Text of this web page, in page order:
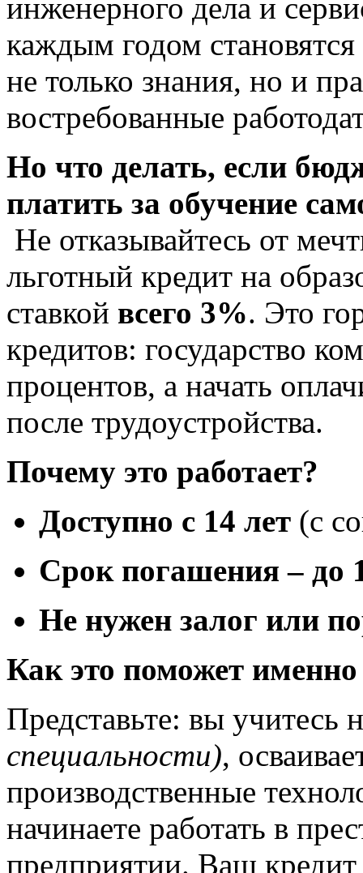
инженерного дела и
каждым годом
не только знания, но и
востребованные
Но что делать, если
платить за обучение
Не отказывайтесь от
льготный кредит на
ставкой всего 3%. Это
кредитов: государство
процентов, а начать
после трудоустройства.
Почему это работает?
Доступно с 14 лет (с
Срок погашения – до
Не нужен залог или
Как это поможет
Представьте: вы учитесь
специальности),
производственные
начинаете работать в
предприятии. Ваш кредит